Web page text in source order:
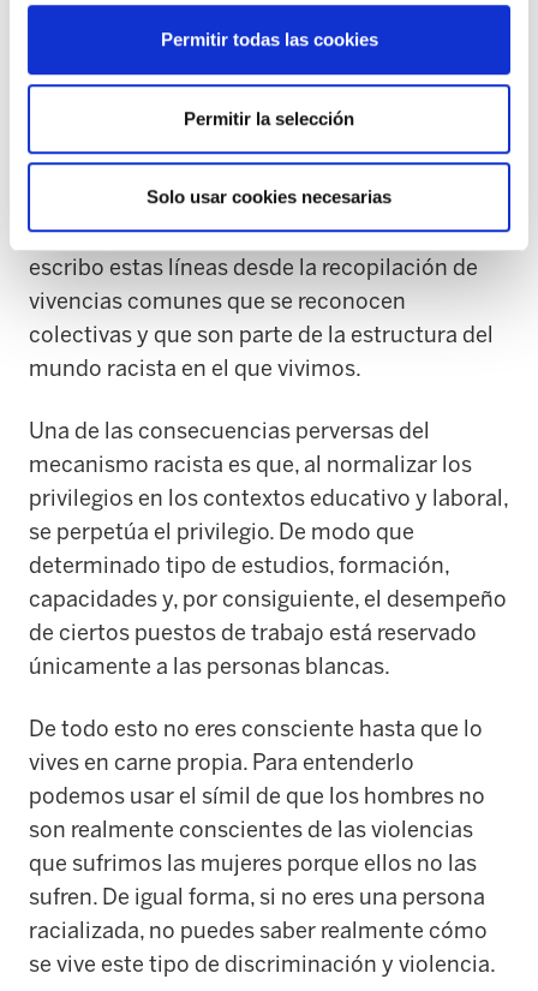
Permitir todas las cookies
Permitir la selección
Solo usar cookies necesarias
que los privilegios invisibles son lo normal. En
cierto nivel de cualificación o responsabilidad.
Hago esta afirmación a raíz de charlas y
encuentros con otras mujeres racializadas que
han vivido situaciones similares. Por tanto,
escribo estas líneas desde la recopilación de
vivencias comunes que se reconocen
colectivas y que son parte de la estructura del
mundo racista en el que vivimos.
Una de las consecuencias perversas del
mecanismo racista es que, al normalizar los
privilegios en los contextos educativo y laboral,
se perpetúa el privilegio. De modo que
determinado tipo de estudios, formación,
capacidades y, por consiguiente, el desempeño
de ciertos puestos de trabajo está reservado
únicamente a las personas blancas.
De todo esto no eres consciente hasta que lo
vives en carne propia. Para entenderlo
podemos usar el símil de que los hombres no
son realmente conscientes de las violencias
que sufrimos las mujeres porque ellos no las
sufren. De igual forma, si no eres una persona
racializada, no puedes saber realmente cómo
se vive este tipo de discriminación y violencia.